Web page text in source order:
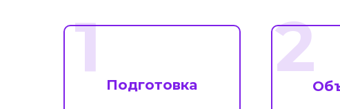
Подготовка
1 2